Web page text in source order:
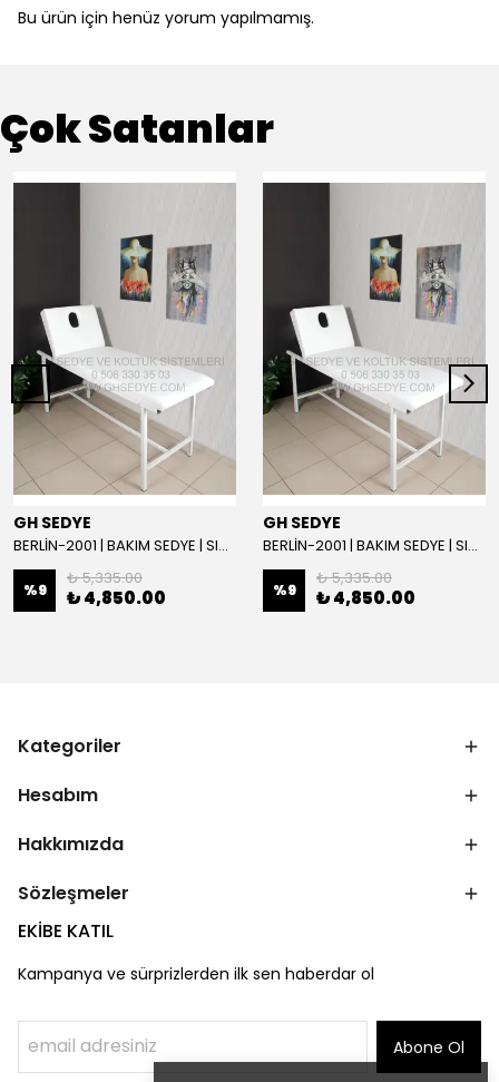
Bu ürün için henüz yorum yapılmamış.
Çok Satanlar
GH SEDYE
BERLİN-2001 | BAKIM SEDYE | SIRT AYARLI | BEYAZ
%9
₺ 5,335.00
₺ 4,850.00
GH SEDYE
BERLİN-2001 | BAKIM SEDYE | SIRT AYARLI
%9
₺ 5,335.00
₺ 4,850.00
Kategoriler
Hesabım
Hakkımızda
Sözleşmeler
EKİBE KATIL
Kampanya ve sürprizlerden ilk sen haberdar ol
Abone Ol